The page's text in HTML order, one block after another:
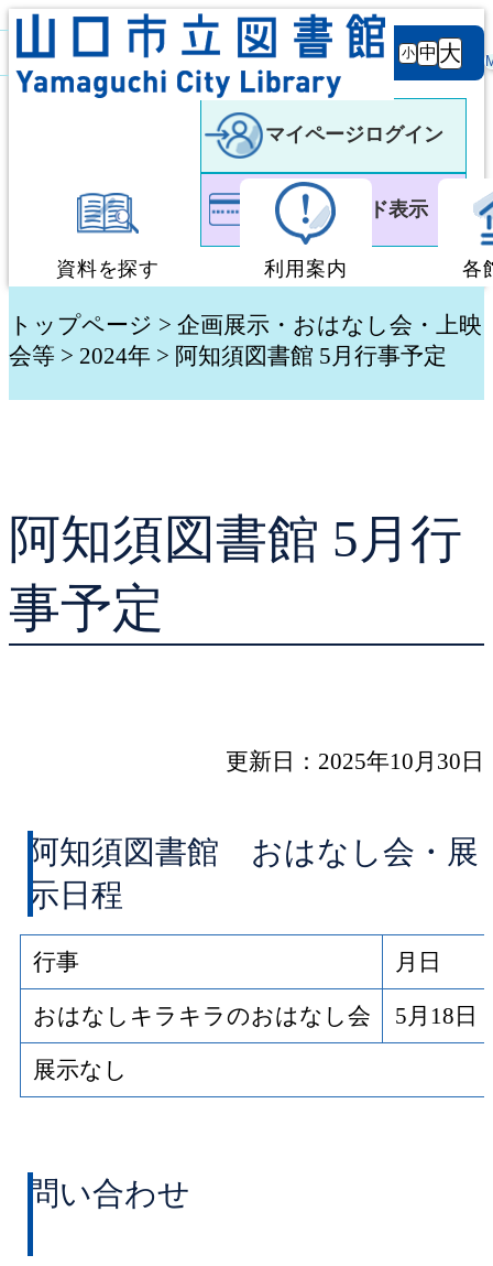
背景
白 黒
文字サ
イズ
小 中 大
マイページログイン
利用者カード表示
資料を探す
蔵書検索・予約
貸出ランキング
予約ランキング
利用案内
図書館利用案内
学校図書館支援サー
各
トップページ > 企画展示・おはなし会・上映
会等 > 2024年 > 阿知須図書館 5月行事予定
阿知須図書館 5月行
事予定
更新日：2025年10月30日
阿知須図書館 おはなし会・展
示日程
行事 月日
おはなしキラキラのおはなし会 5月18日
展示なし
問い合わせ